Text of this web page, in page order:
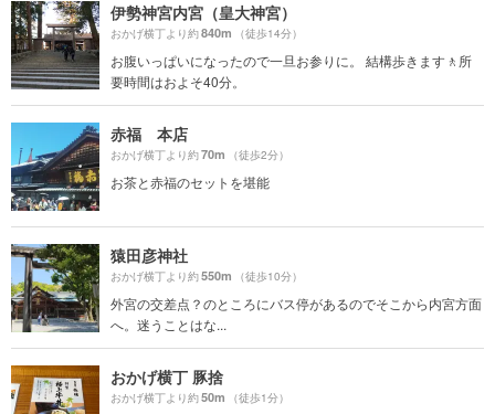
伊勢神宮内宮（皇大神宮）
おかげ横丁より約840m （徒歩14分）
お腹いっぱいになったので一旦お参りに。 結構歩きます🚶所
要時間はおよそ40分。
赤福 本店
おかげ横丁より約70m （徒歩2分）
お茶と赤福のセットを堪能
猿田彦神社
おかげ横丁より約550m （徒歩10分）
外宮の交差点？のところにバス停があるのでそこから内宮方面
へ。迷うことはな...
おかげ横丁 豚捨
おかげ横丁より約50m （徒歩1分）